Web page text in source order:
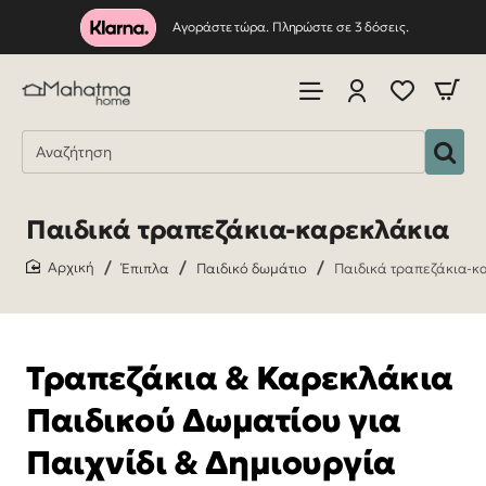
Αγοράστε τώρα. Πληρώστε σε 3 δόσεις.
Παιδικά τραπεζάκια-καρεκλάκια
Έπιπλα Παιδικό δωμάτιο Παιδικά τραπεζάκια-
Τραπεζάκια & Καρεκλάκια
Παιδικού Δωματίου για
Παιχνίδι & Δημιουργία